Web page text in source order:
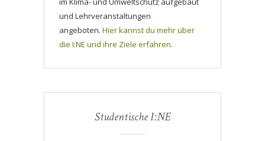
und Lehrveranstaltungen
angeboten. Hier kannst du mehr über
die I:NE und ihre Ziele erfahren.
Studentische I:NE